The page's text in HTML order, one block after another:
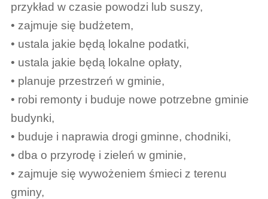
przykład w czasie powodzi lub suszy,
• zajmuje się budżetem,
• ustala jakie będą lokalne podatki,
• ustala jakie będą lokalne opłaty,
• planuje przestrzeń w gminie,
• robi remonty i buduje nowe potrzebne gminie
budynki,
• buduje i naprawia drogi gminne, chodniki,
• dba o przyrodę i zieleń w gminie,
• zajmuje się wywożeniem śmieci z terenu
gminy,